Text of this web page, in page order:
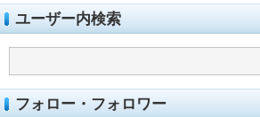
ユーザー内検索
フォロー・フォロワー